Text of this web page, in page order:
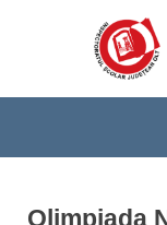
Olimpiada